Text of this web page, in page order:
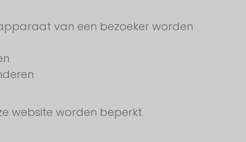
van een bezoeker worden
website worden beperkt.